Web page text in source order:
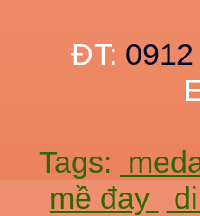
ĐT:
Tags:
mề đay